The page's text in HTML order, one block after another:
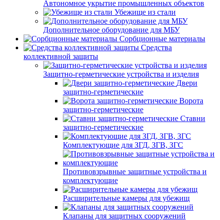
Автономное укрытие промышленных объектов
Убежище из стали
Дополнительное оборудование для МБУ
Сорбционные материалы
Средства
коллективной защиты
Защитно-герметические устройства и изделия
Двери
защитно-герметические
Ворота
защитно-герметические
Ставни
защитно-герметические
Комплектующие для ЗГД, ЗГВ, ЗГС
Противовзрывные защитные устройства и
комплектующие
Расширительные камеры для убежищ
Клапаны для защитных сооружений